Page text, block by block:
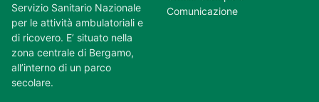
Servizio Sanitario Nazionale
per le attività ambulatoriali e
di ricovero. E’ situato nella
zona centrale di Bergamo,
all’interno di un parco
secolare.
Comunicazione